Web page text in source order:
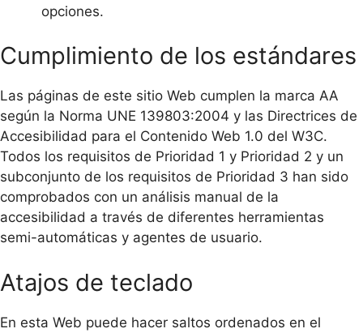
opciones.
Cumplimiento de los estándares
Las páginas de este sitio Web cumplen la marca AA
según la Norma UNE 139803:2004 y las Directrices de
Accesibilidad para el Contenido Web 1.0 del W3C.
Todos los requisitos de Prioridad 1 y Prioridad 2 y un
subconjunto de los requisitos de Prioridad 3 han sido
comprobados con un análisis manual de la
accesibilidad a través de diferentes herramientas
semi-automáticas y agentes de usuario.
Atajos de teclado
En esta Web puede hacer saltos ordenados en el